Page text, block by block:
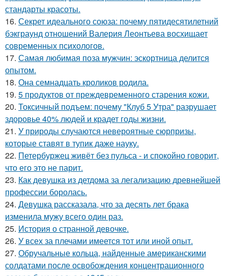
стандарты красоты.
16. Секрет идеального союза: почему пятидесятилетний
бэкграунд отношений Валерия Леонтьева восхищает
современных психологов.
17. Самая любимая поза мужчин: эскортница делится
опытом.
18. Она семнадцать кроликов родила.
19. 5 продуктов от преждевременного старения кожи.
20. Токсичный подъем: почему "Клуб 5 Утра" разрушает
здоровье 40% людей и крадет годы жизни.
21. У природы случаются невероятные сюрпризы,
которые ставят в тупик даже науку.
22. Петербуржец живёт без пульса - и спокойно говорит,
что его это не парит.
23. Как девушка из детдома за легализацию древнейшей
профессии боролась.
24. Девушка рассказала, что за десять лет брака
изменила мужу всего один раз.
25. История о странной девочке.
26. У всех за плечами имеется тот или иной опыт.
27. Обручальные кольца, найденные американскими
солдатами после освобождения концентрационного